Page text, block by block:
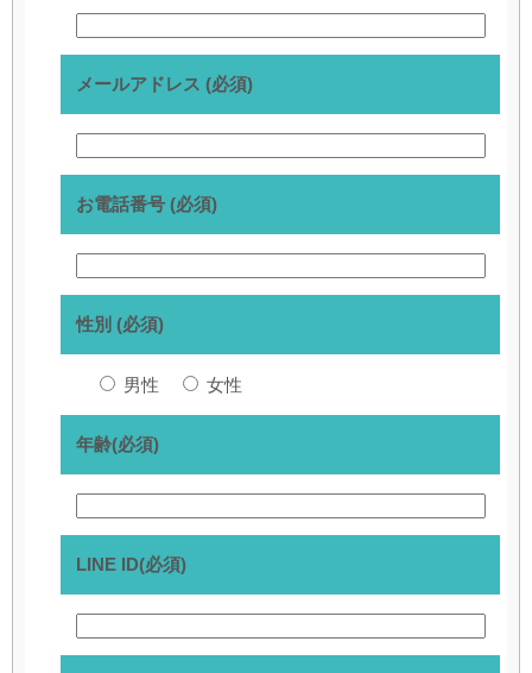
メールアドレス (必須)
お電話番号 (必須)
性別 (必須)
男性 女性
年齢(必須)
LINE ID(必須)